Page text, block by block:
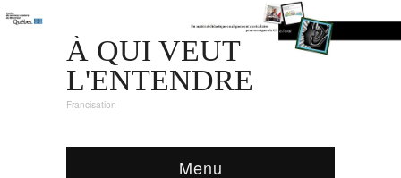
À QUI VEUT
L'ENTENDRE
Francisation
Menu